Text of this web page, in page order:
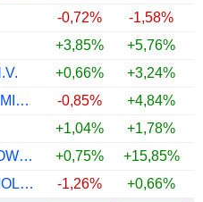
-0,72% -1,58%
+3,85% +5,76%
+0,66% +3,24%
COMPUTERSHARE LIMITED
-0,85% +4,84%
+1,04% +1,78%
CHINA SOUTHERN POWER GRID TECHNOLOGY CO.,LTD
+0,75% +15,85%
INTERNATIONAL GEMOLOGICAL INSTITUTE LIMITED
-1,26% +0,66%